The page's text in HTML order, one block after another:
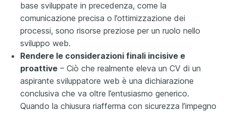
base sviluppate in precedenza, come la
comunicazione precisa o l’ottimizzazione dei
processi, sono risorse preziose per un ruolo nello
sviluppo web.
Rendere le considerazioni finali incisive e
proattive – Ciò che realmente eleva un CV di un
aspirante sviluppatore web è una dichiarazione
conclusiva che va oltre l’entusiasmo generico.
Quando la chiusura riafferma con sicurezza l’impegno